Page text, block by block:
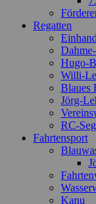
Regatten
Hugo-
Willi-
Blaues
Jörg-
RC-
Fahrtensport
Kanu